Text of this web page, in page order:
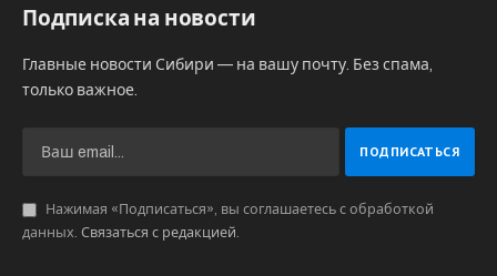
Подписка на новости
Главные новости Сибири — на вашу почту. Без спама,
только важное.
Нажимая «Подписаться», вы соглашаетесь с обработкой
данных. Связаться с редакцией.